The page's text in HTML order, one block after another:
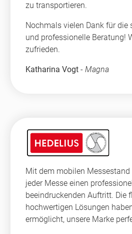
zu transportieren.
Nochmals vielen Dank für die
und professionelle Beratung!
zufrieden.
Katharina Vogt - Magna
Mit dem mobilen
jeder Messe einen
beeindruckenden Auftritt. Die
hochwertigen Lösungen
ermöglicht, unsere Marke